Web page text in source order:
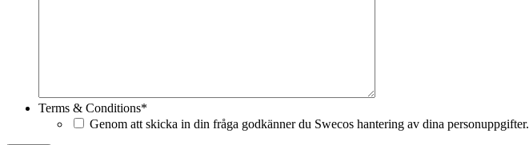
Terms & Conditions*
Genom att skicka in din fråga godkänner du Swecos hantering av dina personuppgifter.